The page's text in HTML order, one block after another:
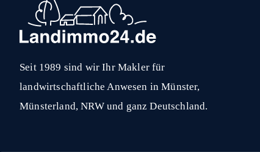
Seit 1989 sind wir Ihr Makler für
landwirtschaftliche Anwesen in Münster,
Münsterland, NRW und ganz Deutschland.